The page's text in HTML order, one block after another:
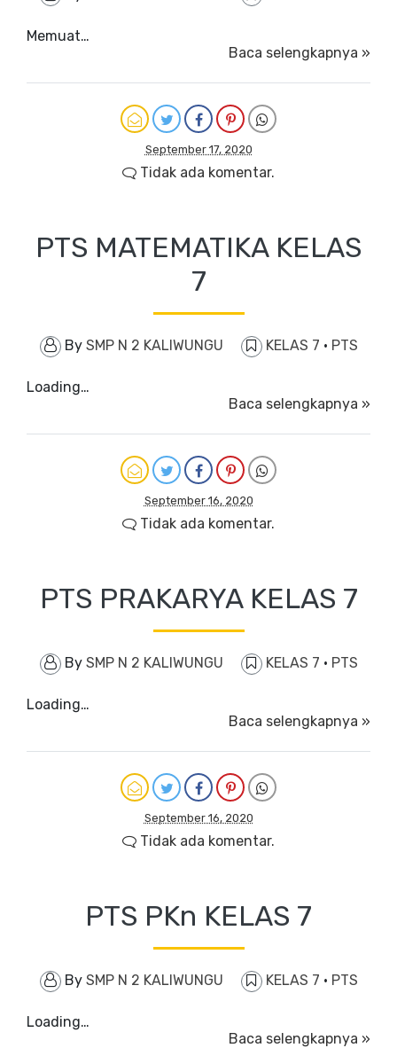
Memuat…
Baca selengkapnya »
September 17, 2020
Tidak ada komentar.
PTS MATEMATIKA KELAS
7
By SMP N 2 KALIWUNGU KELAS 7 · PTS
Loading…
Baca selengkapnya »
September 16, 2020
Tidak ada komentar.
PTS PRAKARYA KELAS 7
By SMP N 2 KALIWUNGU KELAS 7 · PTS
Loading…
Baca selengkapnya »
September 16, 2020
Tidak ada komentar.
PTS PKn KELAS 7
By SMP N 2 KALIWUNGU KELAS 7 · PTS
Loading…
Baca selengkapnya »